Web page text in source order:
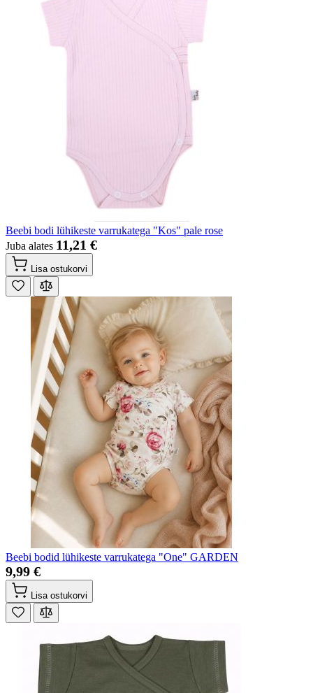
Beebi bodi lühikeste varrukatega "Kos" pale rose
Juba alates 11,21 €
Lisa ostukorvi
Beebi bodid lühikeste varrukatega "One" GARDEN
9,99 €
Lisa ostukorvi